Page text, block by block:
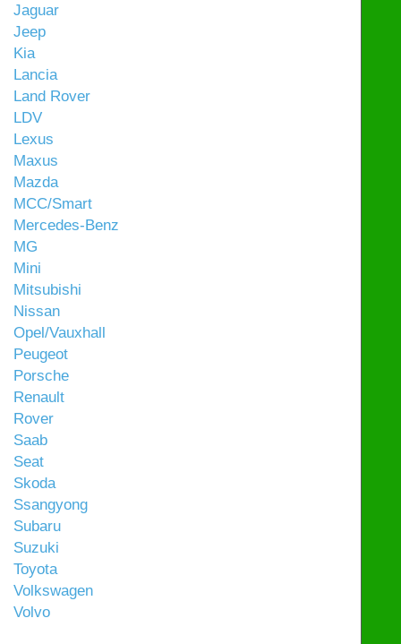
Jaguar
Jeep
Kia
Lancia
Land Rover
LDV
Lexus
Maxus
Mazda
MCC/Smart
Mercedes-Benz
MG
Mini
Mitsubishi
Nissan
Opel/Vauxhall
Peugeot
Porsche
Renault
Rover
Saab
Seat
Skoda
Ssangyong
Subaru
Suzuki
Toyota
Volkswagen
Volvo